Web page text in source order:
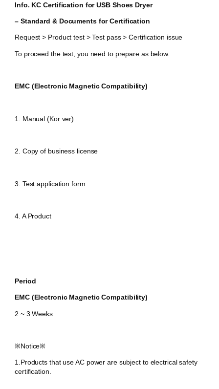
Info. KC Certification for USB Shoes Dryer
– Standard & Documents for Certification
Request > Product test > Test pass > Certification issue
To proceed the test, you need to prepare as below.
EMC (Electronic Magnetic Compatibility)
1. Manual (Kor ver)
2. Copy of business license
3. Test application form
4. A Product
Period
EMC (Electronic Magnetic Compatibility)
2 ~ 3 Weeks
​※Notice※
1.Products that use AC power are subject to electrical safety
certification.